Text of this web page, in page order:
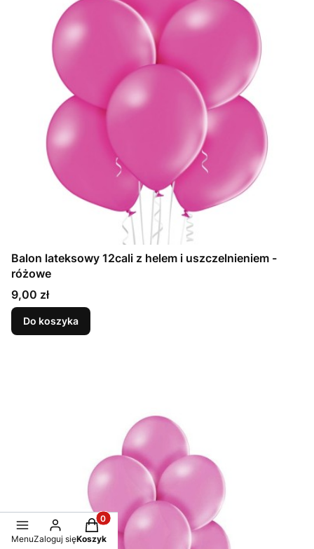
Balon lateksowy 12cali z helem i uszczelnieniem -
różowe
Cena
9,00 zł
Do koszyka
MenuZaloguj się
Produkty w koszyku: 0. Zobacz szczegóły
Koszyk